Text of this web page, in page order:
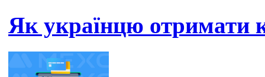
Як українцю отримати